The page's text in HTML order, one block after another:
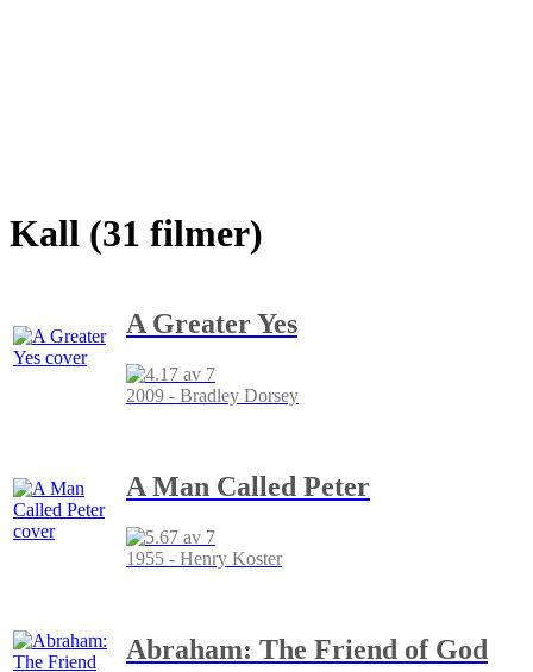
Kall (31 filmer)
A Greater Yes
2009 - Bradley Dorsey
A Man Called Peter
1955 - Henry Koster
Abraham: The Friend of God